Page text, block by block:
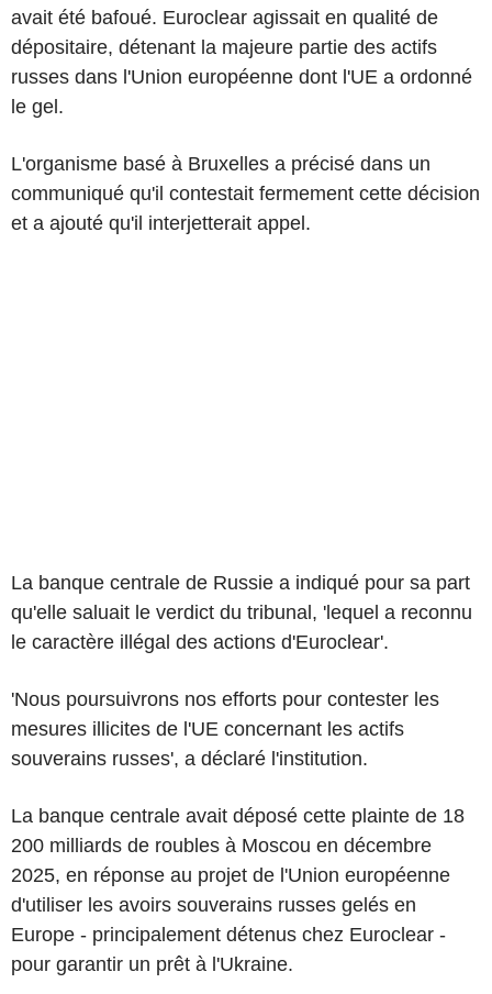
avait été bafoué. Euroclear agissait en qualité de
dépositaire, détenant la majeure partie des actifs
russes dans l'Union européenne dont l'UE a ordonné
le gel.
L'organisme basé à Bruxelles a précisé dans un
communiqué qu'il contestait fermement cette décision
et a ajouté qu'il interjetterait appel.
La banque centrale de Russie a indiqué pour sa part
qu'elle saluait le verdict du tribunal, 'lequel a reconnu
le caractère illégal des actions d'Euroclear'.
'Nous poursuivrons nos efforts pour contester les
mesures illicites de l'UE concernant les actifs
souverains russes', a déclaré l'institution.
La banque centrale avait déposé cette plainte de 18
200 milliards de roubles à Moscou en décembre
2025, en réponse au projet de l'Union européenne
d'utiliser les avoirs souverains russes gelés en
Europe - principalement détenus chez Euroclear -
pour garantir un prêt à l'Ukraine.